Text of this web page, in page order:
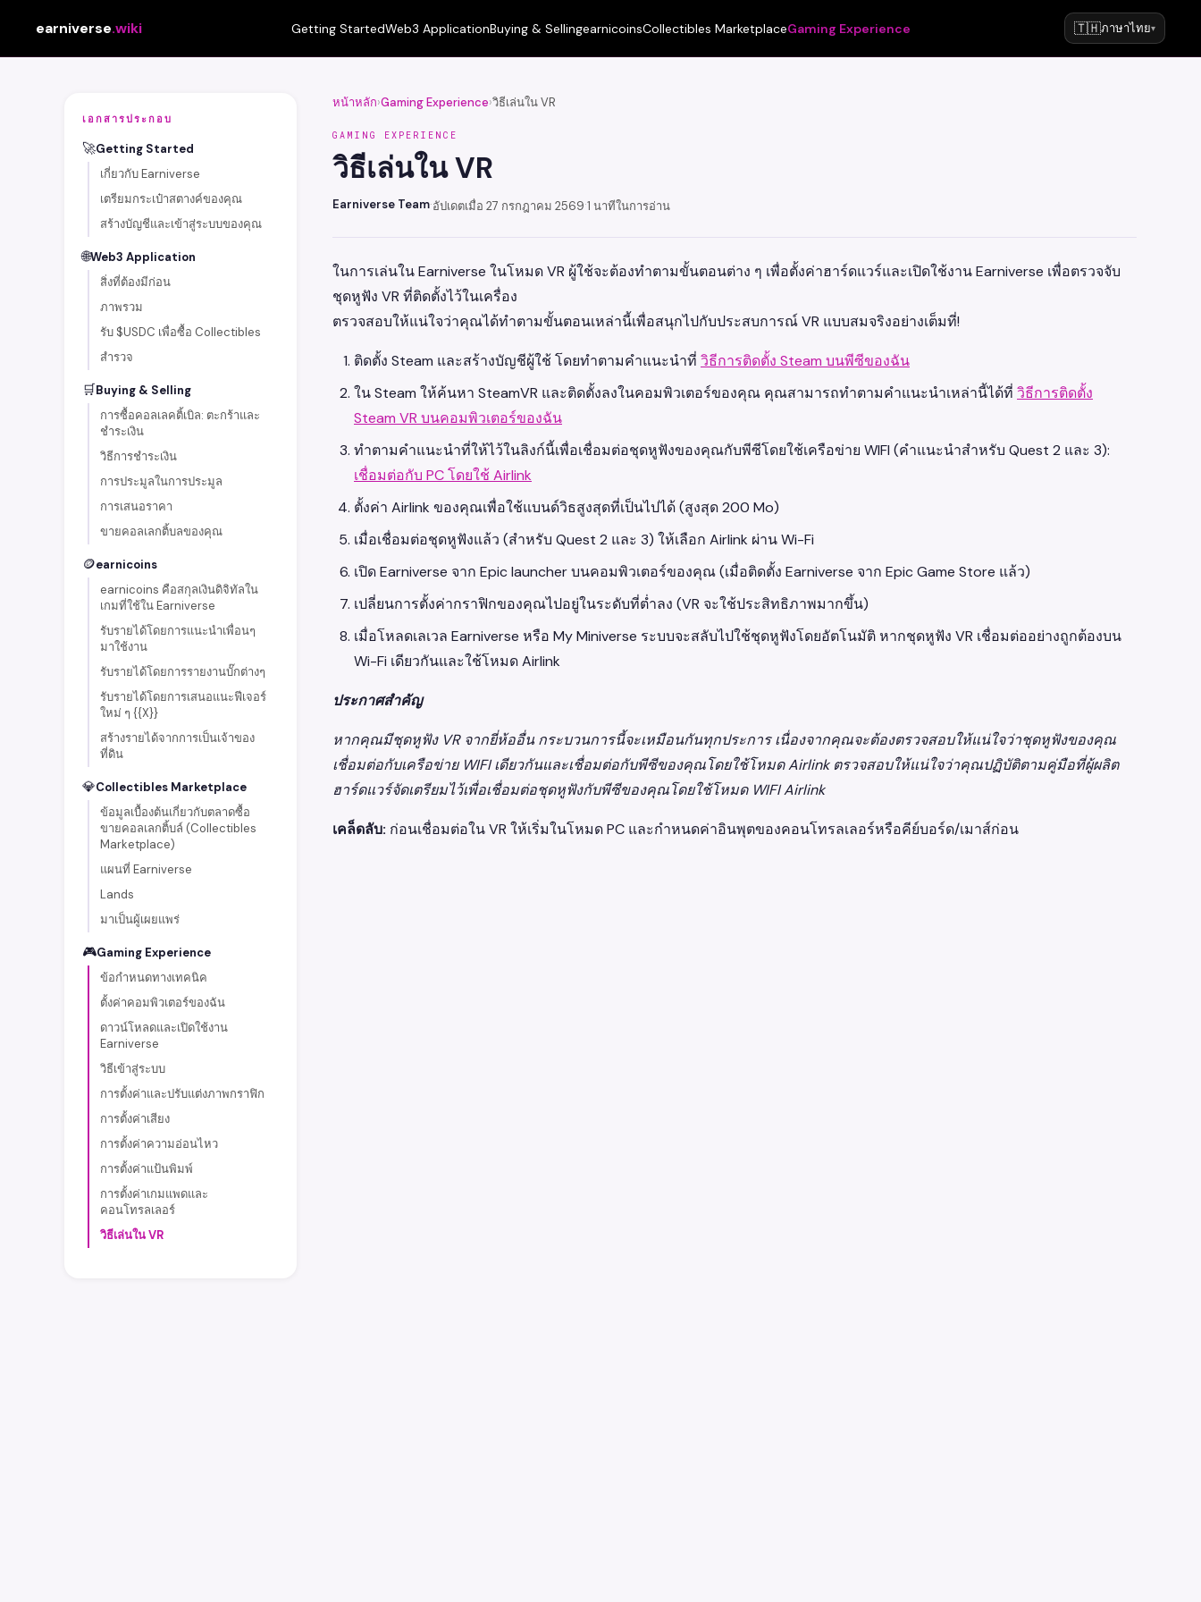
earniverse.wiki Getting StartedWeb3 ApplicationBuying & SellingearnicoinsCollectibles MarketplaceGaming Experience 🇹🇭ภาษาไทย▾
เอกสารประกอบ
🚀Getting Started
เกี่ยวกับ Earniverse
เตรียมกระเป๋าสตางค์ของคุณ
สร้างบัญชีและเข้าสู่ระบบของคุณ
🌐Web3 Application
สิ่งที่ต้องมีก่อน
ภาพรวม
รับ $USDC เพื่อซื้อ Collectibles
สำรวจ
🛒Buying & Selling
การซื้อคอลเลคติ้เบิล: ตะกร้าและ
ชำระเงิน
วิธีการชำระเงิน
การประมูลในการประมูล
การเสนอราคา
ขายคอลเลกติ้บลของคุณ
🪙earnicoins
earnicoins คือสกุลเงินดิจิทัลใน
เกมที่ใช้ใน Earniverse
รับรายได้โดยการแนะนำเพื่อนๆ
มาใช้งาน
รับรายได้โดยการรายงานบั๊กต่างๆ
รับรายได้โดยการเสนอแนะฟีเจอร์
ใหม่ ๆ {{X}}
สร้างรายได้จากการเป็นเจ้าของ
ที่ดิน
💎Collectibles Marketplace
ข้อมูลเบื้องต้นเกี่ยวกับตลาดซื้อ
ขายคอลเลกติ้บล์ (Collectibles
Marketplace)
แผนที่ Earniverse
Lands
มาเป็นผู้เผยแพร่
🎮Gaming Experience
ข้อกำหนดทางเทคนิค
ตั้งค่าคอมพิวเตอร์ของฉัน
ดาวน์โหลดและเปิดใช้งาน
Earniverse
วิธีเข้าสู่ระบบ
การตั้งค่าและปรับแต่งภาพกราฟิก
การตั้งค่าเสียง
การตั้งค่าความอ่อนไหว
การตั้งค่าแป้นพิมพ์
การตั้งค่าเกมแพดและ
คอนโทรลเลอร์
วิธีเล่นใน VR
หน้าหลัก›Gaming Experience›วิธีเล่นใน VR
GAMING EXPERIENCE
วิธีเล่นใน VR
Earniverse Team·อัปเดตเมื่อ 27 กรกฎาคม 2569·1 นาทีในการอ่าน
ในการเล่นใน Earniverse ในโหมด VR ผู้ใช้จะต้องทำตามขั้นตอนต่าง ๆ เพื่อตั้งค่าฮาร์ดแวร์และเปิดใช้งาน Earniverse เพื่อตรวจจับ
ชุดหูฟัง VR ที่ติดตั้งไว้ในเครื่อง
ตรวจสอบให้แน่ใจว่าคุณได้ทำตามขั้นตอนเหล่านี้เพื่อสนุกไปกับประสบการณ์ VR แบบสมจริงอย่างเต็มที่!
ติดตั้ง Steam และสร้างบัญชีผู้ใช้ โดยทำตามคำแนะนำที่ วิธีการติดตั้ง Steam บนพีซีของฉัน
ใน Steam ให้ค้นหา SteamVR และติดตั้งลงในคอมพิวเตอร์ของคุณ คุณสามารถทำตามคำแนะนำเหล่านี้ได้ที่ วิธีการติดตั้ง
Steam VR บนคอมพิวเตอร์ของฉัน
ทำตามคำแนะนำที่ให้ไว้ในลิงก์นี้เพื่อเชื่อมต่อชุดหูฟังของคุณกับพีซีโดยใช้เครือข่าย WIFI (คำแนะนำสำหรับ Quest 2 และ 3):
เชื่อมต่อกับ PC โดยใช้ Airlink
ตั้งค่า Airlink ของคุณเพื่อใช้แบนด์วิธสูงสุดที่เป็นไปได้ (สูงสุด 200 Mo)
เมื่อเชื่อมต่อชุดหูฟังแล้ว (สำหรับ Quest 2 และ 3) ให้เลือก Airlink ผ่าน Wi-Fi
เปิด Earniverse จาก Epic launcher บนคอมพิวเตอร์ของคุณ (เมื่อติดตั้ง Earniverse จาก Epic Game Store แล้ว)
เปลี่ยนการตั้งค่ากราฟิกของคุณไปอยู่ในระดับที่ต่ำลง (VR จะใช้ประสิทธิภาพมากขึ้น)
เมื่อโหลดเลเวล Earniverse หรือ My Miniverse ระบบจะสลับไปใช้ชุดหูฟังโดยอัตโนมัติ หากชุดหูฟัง VR เชื่อมต่ออย่างถูกต้องบน
Wi-Fi เดียวกันและใช้โหมด Airlink
ประกาศสำคัญ
หากคุณมีชุดหูฟัง VR จากยี่ห้ออื่น กระบวนการนี้จะเหมือนกันทุกประการ เนื่องจากคุณจะต้องตรวจสอบให้แน่ใจว่าชุดหูฟังของคุณ
เชื่อมต่อกับเครือข่าย WIFI เดียวกันและเชื่อมต่อกับพีซีของคุณโดยใช้โหมด Airlink ตรวจสอบให้แน่ใจว่าคุณปฏิบัติตามคู่มือที่ผู้ผลิต
ฮาร์ดแวร์จัดเตรียมไว้เพื่อเชื่อมต่อชุดหูฟังกับพีซีของคุณโดยใช้โหมด WIFI Airlink
เคล็ดลับ: ก่อนเชื่อมต่อใน VR ให้เริ่มในโหมด PC และกำหนดค่าอินพุตของคอนโทรลเลอร์หรือคีย์บอร์ด/เมาส์ก่อน